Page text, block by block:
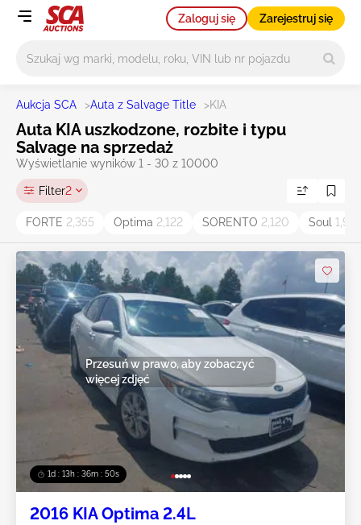
Zaloguj się Zarejestruj się
Aukcja SCA >Auta z Salvage Title >KIA
Auta KIA uszkodzone, rozbite i typu
Salvage na sprzedaż
Wyświetlanie wyników 1 - 30 z 10000
Filter2
FORTE 2,355 Optima 2,122 SORENTO 2,120 Soul 1,991
1d : 13h : 36m : 47s
Przesuń w prawo, aby zobaczyć
więcej zdjęć
2016 KIA Optima 2.4L